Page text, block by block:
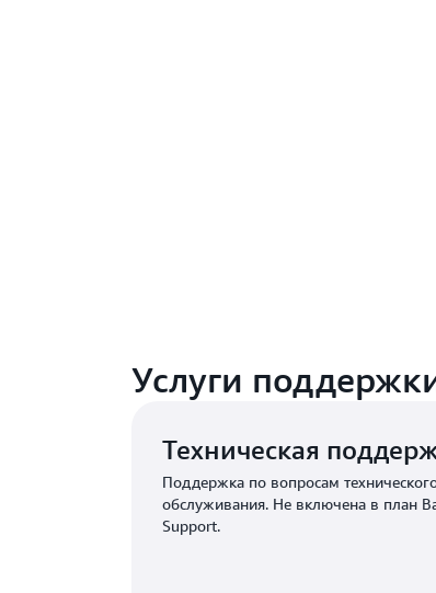
Услуги
Техническая
Поддержка по вопросам
обслуживания. Не включена в план
Support.